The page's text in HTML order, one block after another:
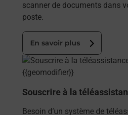
scanner de documents dans
poste.
En savoir plus
En savoir plus
Souscrire à la
Besoin d’un système de